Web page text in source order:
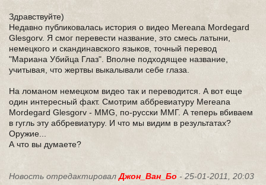
Здравствуйте)
Недавно публиковалась история о видео Mereana Mordegard
Glesgorv. Я смог перевести название, это смесь латыни,
немецкого и скандинавского языков, точный перевод
"Мариана Убийца Глаз". Вполне подходящее название,
учитывая, что жертвы выкалывали себе глаза.
На ломаном немецком видео так и переводится. А вот еще
один интересный факт. Смотрим аббревиатуру Mereana
Mordegard Glesgorv - MMG, по-русски ММГ. А теперь вбиваем
в гугль эту аббревиатуру. И что мы видим в результатах?
Оружие...
А что вы думаете?
Новость отредактировалДжон_Ван_Бо - 25-01-2011, 20:03